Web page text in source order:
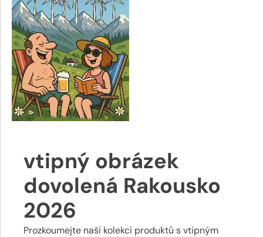
vtipný obrázek
dovolená Rakousko
2026
Prozkoumejte naši kolekci produktů s vtipným